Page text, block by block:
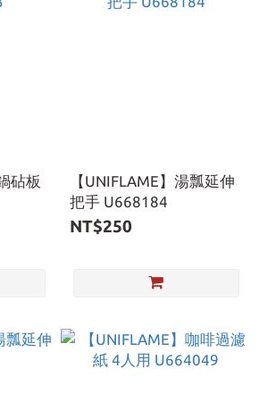
砧板
【UNIFLAME】湯瓢延伸
把手 U668184
NT$250